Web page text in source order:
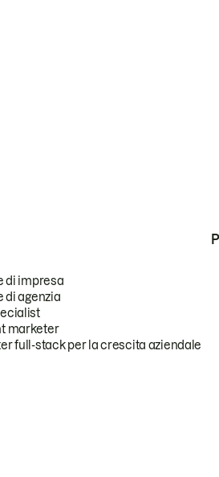
di impresa
di agenzia
marketer
full-stack per la crescita aziendale